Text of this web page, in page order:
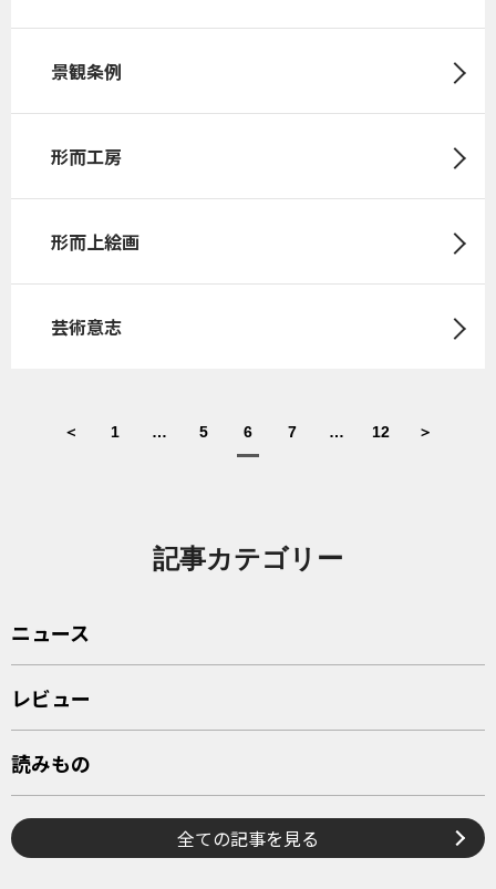
景観条例
形而工房
形而上絵画
芸術意志
＜ 1 … 5 6 7 … 12 ＞
記事カテゴリー
ニュース
レビュー
読みもの
全ての記事を見る